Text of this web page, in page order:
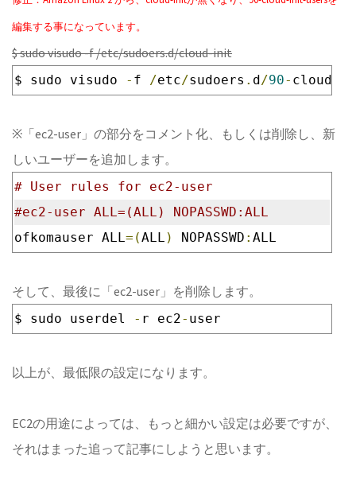
編集する事になっています。
$ sudo visudo -f /etc/sudoers.d/cloud-init
$ sudo visudo - f /etc/sudoers . d/90- cloud
※「ec2-user」の部分をコメント化、もしくは削除し、新
しいユーザーを追加します。
# User rules for ec2-user
#ec2-user ALL=(ALL) NOPASSWD:ALL
ofkomauser ALL=(ALL ) NOPASSWD : ALL
そして、最後に「ec2-user」を削除します。
$ sudo userdel - r ec2- user
以上が、最低限の設定になります。
EC2の用途によっては、もっと細かい設定は必要ですが、
それはまった追って記事にしようと思います。